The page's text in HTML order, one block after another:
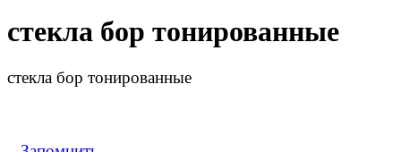
стекла бор тонированные
стекла бор тонированные